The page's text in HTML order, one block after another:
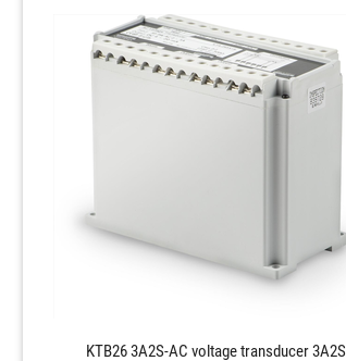
KTB26 3A2S-AC voltage transducer 3A2S